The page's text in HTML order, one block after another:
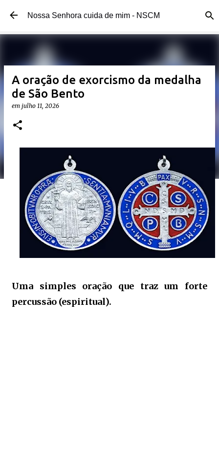
Pular para o conteúdo principal
Nossa Senhora cuida de mim - NSCM
A oração de exorcismo da medalha
de São Bento
em julho 11, 2026
Uma simples oração que traz um forte
percussão (espiritual).